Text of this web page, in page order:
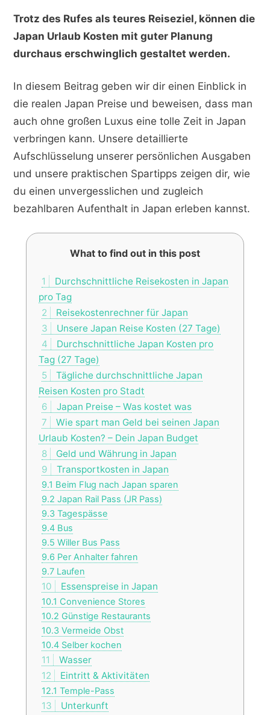
Trotz des Rufes als teures Reiseziel, können die
Japan Urlaub Kosten mit guter Planung
durchaus erschwinglich gestaltet werden.
In diesem Beitrag geben wir dir einen Einblick in
die realen Japan Preise und beweisen, dass man
auch ohne großen Luxus eine tolle Zeit in Japan
verbringen kann. Unsere detaillierte
Aufschlüsselung unserer persönlichen Ausgaben
und unsere praktischen Spartipps zeigen dir, wie
du einen unvergesslichen und zugleich
bezahlbaren Aufenthalt in Japan erleben kannst.
What to find out in this post
1
Durchschnittliche Reisekosten in Japan
pro Tag
2
Reisekostenrechner für Japan
3
Unsere Japan Reise Kosten (27 Tage)
4
Durchschnittliche Japan Kosten pro
Tag (27 Tage)
5
Tägliche durchschnittliche Japan
Reisen Kosten pro Stadt
6
Japan Preise – Was kostet was
7
Wie spart man Geld bei seinen Japan
Urlaub Kosten? – Dein Japan Budget
8
Geld und Währung in Japan
9
Transportkosten in Japan
9.1 Beim Flug nach Japan sparen
9.2 Japan Rail Pass (JR Pass)
9.3 Tagespässe
9.4 Bus
9.5 Willer Bus Pass
9.6 Per Anhalter fahren
9.7 Laufen
10 Essenspreise in Japan
10.1 Convenience Stores
10.2 Günstige Restaurants
10.3 Vermeide Obst
10.4 Selber kochen
11
Wasser
12
Eintritt & Aktivitäten
12.1 Temple-Pass
13 Unterkunft